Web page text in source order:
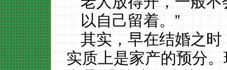
以自己留着。”
其实，早在结婚之
实质上是家产的预分